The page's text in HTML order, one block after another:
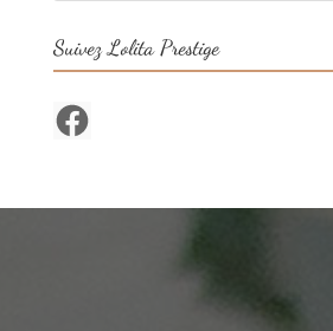
Suivez Lolita Prestige
Facebook